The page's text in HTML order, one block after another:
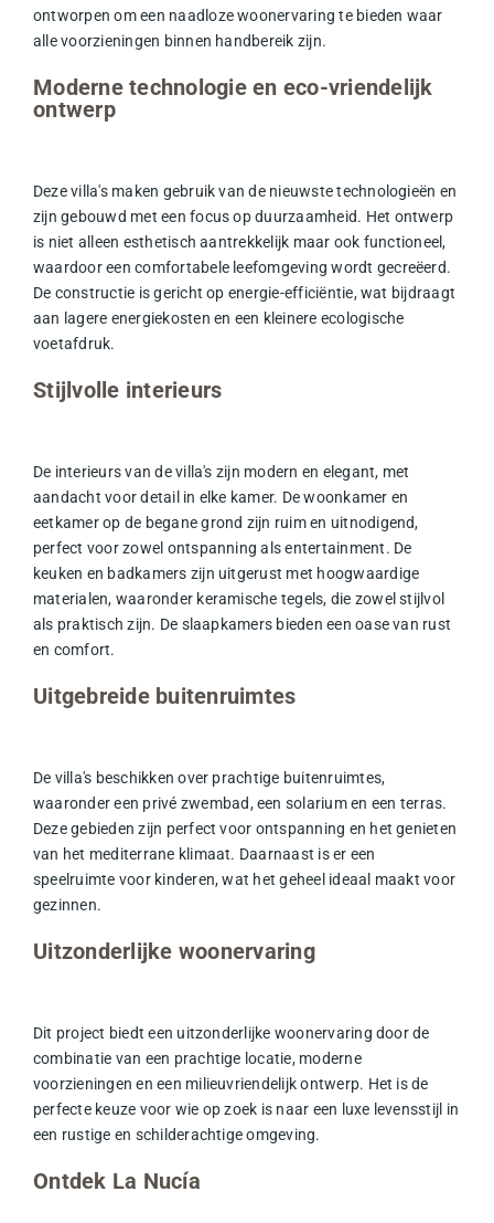
ontworpen om een naadloze woonervaring te bieden waar
alle voorzieningen binnen handbereik zijn.
Moderne technologie en eco-vriendelijk
ontwerp
Deze villa's maken gebruik van de nieuwste technologieën en
zijn gebouwd met een focus opduurzaamheid. Het ontwerp
is niet alleen esthetisch aantrekkelijk maar ook functioneel,
waardoor een comfortabele leefomgeving wordt gecreëerd.
De constructie is gericht op energie-efficiëntie, wat bijdraagt
aan lagere energiekosten en een kleinere ecologische
voetafdruk.
Stijlvolle interieurs
De interieurs van de villa's zijn modern en elegant, met
aandacht voor detail in elke kamer. De woonkamer en
eetkamer op de begane grond zijn ruim en uitnodigend,
perfect voor zowel ontspanning als entertainment. De
keuken en badkamers zijn uitgerust met hoogwaardige
materialen, waaronder keramische tegels, die zowel stijlvol
als praktisch zijn. De slaapkamers bieden een oase van rust
en comfort.
Uitgebreide buitenruimtes
De villa's beschikken over prachtige buitenruimtes,
waaronder een privé zwembad, een solarium en een terras.
Deze gebieden zijn perfect voor ontspanning en het genieten
van het mediterrane klimaat. Daarnaast is er een
speelruimte voor kinderen, wat het geheel ideaal maakt voor
gezinnen.
Uitzonderlijke woonervaring
Dit project biedt een uitzonderlijke woonervaring door de
combinatie van een prachtige locatie, moderne
voorzieningen en een milieuvriendelijk ontwerp. Het is de
perfecte keuze voor wie op zoek is naar een luxe levensstijl in
een rustige en schilderachtige omgeving.
Ontdek La Nucía